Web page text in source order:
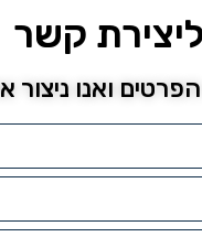
ליצירת קשר
ואנו